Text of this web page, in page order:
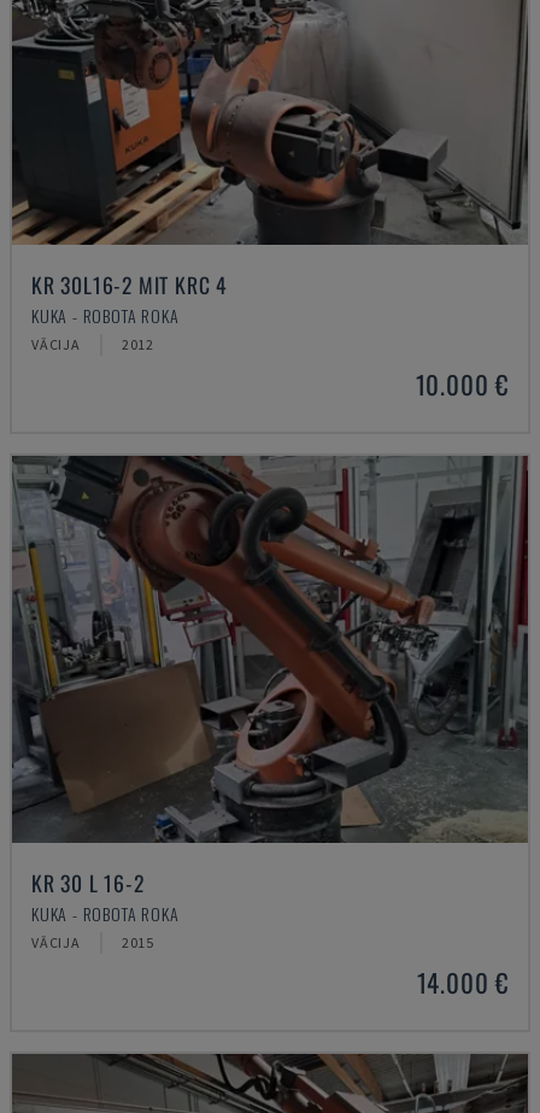
KR 30L16-2 MIT KRC 4
KUKA - ROBOTA ROKA
VĀCIJA 2012
10.000 €
KR 30 L 16-2
KUKA - ROBOTA ROKA
VĀCIJA 2015
14.000 €